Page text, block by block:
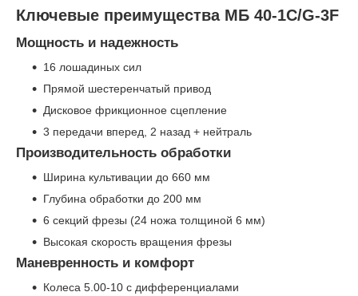
Ключевые преимущества МБ 40-1С/G-3F
Мощность и надежность
16 лошадиных сил
Прямой шестеренчатый привод
Дисковое фрикционное сцепление
3 передачи вперед, 2 назад + нейтраль
Производительность обработки
Ширина культивации до 660 мм
Глубина обработки до 200 мм
6 секций фрезы (24 ножа толщиной 6 мм)
Высокая скорость вращения фрезы
Маневренность и комфорт
Колеса 5.00-10 с дифференциалами